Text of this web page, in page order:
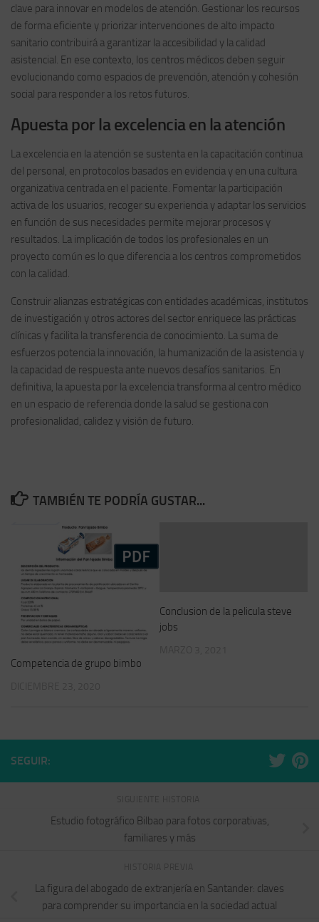
clave para innovar en modelos de atención. Gestionar los recursos
de forma eficiente y priorizar intervenciones de alto impacto
sanitario contribuirá a garantizar la accesibilidad y la calidad
asistencial. En ese contexto, los centros médicos deben seguir
evolucionando como espacios de prevención, atención y cohesión
social para responder a los retos futuros.
Apuesta por la excelencia en la atención
La excelencia en la atención se sustenta en la capacitación continua
del personal, en protocolos basados en evidencia y en una cultura
organizativa centrada en el paciente. Fomentar la participación
activa de los usuarios, recoger su experiencia y adaptar los servicios
en función de sus necesidades permite mejorar procesos y
resultados. La implicación de todos los profesionales en un
proyecto común es lo que diferencia a los centros comprometidos
con la calidad.
Construir alianzas estratégicas con entidades académicas, institutos
de investigación y otros actores del sector enriquece las prácticas
clínicas y facilita la transferencia de conocimiento. La suma de
esfuerzos potencia la innovación, la humanización de la asistencia y
la capacidad de respuesta ante nuevos desafíos sanitarios. En
definitiva, la apuesta por la excelencia transforma al centro médico
en un espacio de referencia donde la salud se gestiona con
profesionalidad, calidez y visión de futuro.
TAMBIÉN TE PODRÍA GUSTAR...
Competencia de grupo bimbo
Conclusion de la pelicula steve
jobs
SEGUIR:
Estudio fotográfico Bilbao para fotos corporativas,
familiares y más
La figura del abogado de extranjería en Santander: claves
para comprender su importancia en la sociedad actual